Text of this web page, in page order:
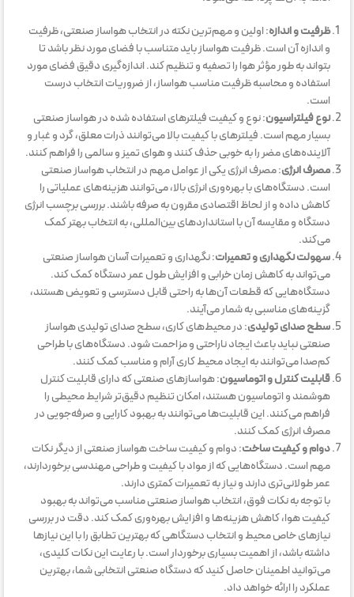
ظرفیت و اندازه: اولین و مهم‌ترین نکته در انتخاب هواساز صنعتی، ظرفیت
و اندازه آن است. ظرفیت هواساز باید متناسب با فضای مورد نظر باشد تا
بتواند به طور مؤثر هوا را تصفیه و تنظیم کند. اندازه‌گیری دقیق فضای مورد
استفاده و محاسبه ظرفیت مناسب هواساز، از ضروریات انتخاب درست
است.
نوع فیلتراسیون: نوع و کیفیت فیلترهای استفاده شده در هواساز صنعتی
بسیار مهم است. فیلترهای با کیفیت بالا می‌توانند ذرات معلق، گرد و غبار و
آلاینده‌های مضر را به خوبی حذف کنند و هوای تمیز و سالمی را فراهم کنند.
مصرف انرژی: مصرف انرژی یکی از عوامل مهم در انتخاب هواساز صنعتی
است. دستگاه‌های با بهره‌وری انرژی بالا، می‌توانند هزینه‌های عملیاتی را
کاهش داده و از لحاظ اقتصادی مقرون به صرفه باشند. بررسی برچسب انرژی
دستگاه و مقایسه آن با استانداردهای بین‌المللی، به انتخاب بهتر کمک
می‌کند.
سهولت نگهداری و تعمیرات: نگهداری و تعمیرات آسان هواساز صنعتی
می‌تواند به کاهش زمان خرابی و افزایش طول عمر دستگاه کمک کند.
دستگاه‌هایی که قطعات آن‌ها به راحتی قابل دسترسی و تعویض هستند،
گزینه‌های مناسبی به شمار می‌آیند.
سطح صدای تولیدی: در محیط‌های کاری، سطح صدای تولیدی هواساز
صنعتی نباید باعث ایجاد ناراحتی و مزاحمت شود. دستگاه‌های با طراحی
کم‌صدا می‌توانند به ایجاد محیط کاری آرام و مناسب کمک کنند.
قابلیت کنترل و اتوماسیون: هواسازهای صنعتی که دارای قابلیت کنترل
هوشمند و اتوماسیون هستند، امکان تنظیم دقیق‌تر شرایط محیطی را
فراهم می‌کنند. این قابلیت‌ها می‌توانند به بهبود کارایی و صرفه‌جویی در
مصرف انرژی کمک کنند.
دوام و کیفیت ساخت: دوام و کیفیت ساخت هواساز صنعتی از دیگر نکات
مهم است. دستگاه‌هایی که از مواد با کیفیت و طراحی مهندسی برخوردارند،
عمر طولانی‌تری دارند و نیاز به تعمیرات کمتری دارند.
با توجه به نکات فوق، انتخاب هواساز صنعتی مناسب می‌تواند به بهبود
کیفیت هوا، کاهش هزینه‌ها و افزایش بهره‌وری کمک کند. دقت در بررسی
نیازهای خاص محیط و انتخاب دستگاهی که بهترین تطابق را با این نیازها
داشته باشد، از اهمیت بسیاری برخوردار است. با رعایت این نکات کلیدی،
می‌توانید اطمینان حاصل کنید که دستگاه صنعتی انتخابی شما، بهترین
عملکرد را ارائه خواهد داد.